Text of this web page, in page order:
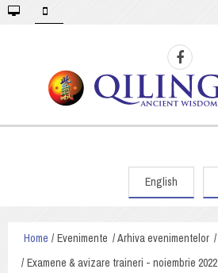
English
Home Evenimente Arhiva evenimentelor
Examene & avizare traineri - noiembrie 2022